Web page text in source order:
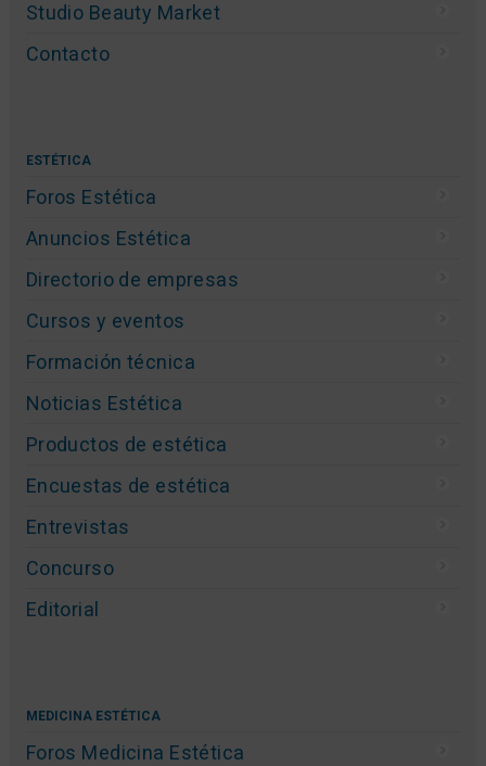
Studio Beauty Market
Contacto
ESTÉTICA
Foros Estética
Anuncios Estética
Directorio de empresas
Cursos y eventos
Formación técnica
Noticias Estética
Productos de estética
Encuestas de estética
Entrevistas
Concurso
Editorial
MEDICINA ESTÉTICA
Foros Medicina Estética